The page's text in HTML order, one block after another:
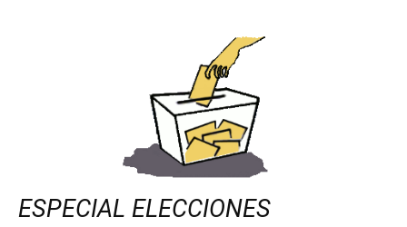
ESPECIAL ELECCIONES